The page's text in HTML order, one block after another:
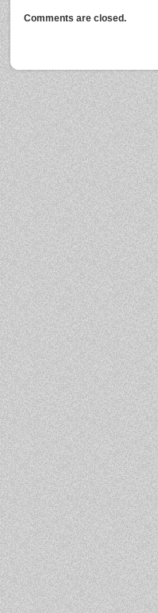
Comments are closed.